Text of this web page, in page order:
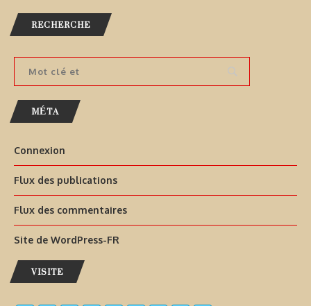
RECHERCHE
MÉTA
Connexion
Flux des publications
Flux des commentaires
Site de WordPress-FR
VISITE